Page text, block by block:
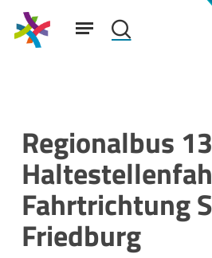
Skip
mainSuchfeld: search
Menu
Regionalbus
Fahrtrichtung
Friedburg